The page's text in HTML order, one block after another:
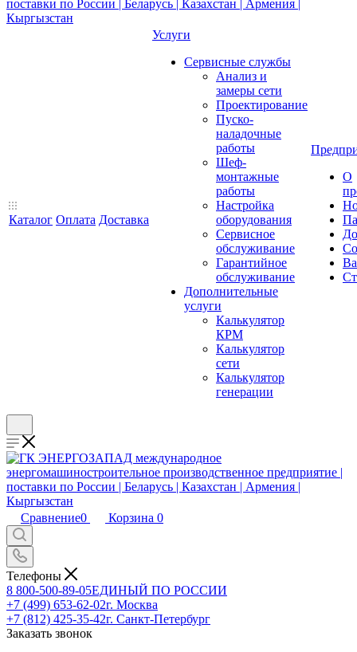
Каталог Оплата Доставка
Услуги
Сервисные службы
Анализ и
замеры сети
Проектирование
Пуско-
наладочные
работы
Шеф-
монтажные
работы
Настройка
оборудования
Сервисное
обслуживание
Гарантийное
обслуживание
Дополнительные
услуги
Калькулятор
КРМ
Калькулятор
сети
Калькулятор
генерации
О
Сравнение0 Корзина 0
Телефоны
8 800-500-89-05ЕДИНЫЙ ПО РОССИИ
+7 (499) 653-62-02г. Москва
+7 (812) 425-35-42г. Санкт-Петербург
Заказать звонок